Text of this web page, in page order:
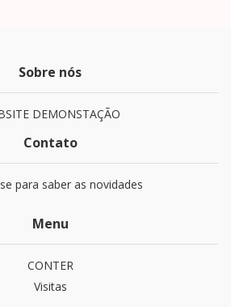
Sobre nós
DEMONSTAÇÃO
Contato
para saber as novidades
Menu
CONTER
Visitas